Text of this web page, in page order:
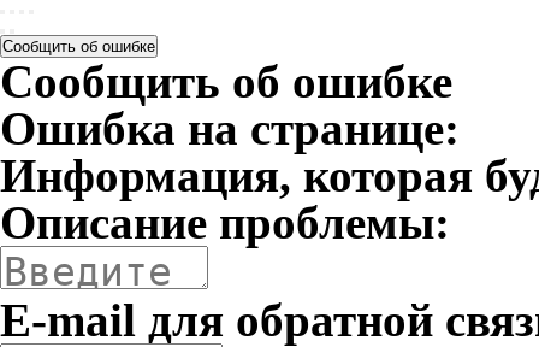
Сообщить об ошибке
Сообщить об ошибке
Ошибка на странице:
Информация, которая
Описание проблемы:
E-mail для обратной